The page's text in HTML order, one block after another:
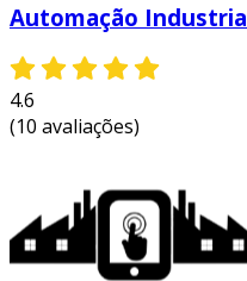
Automação
4.6
(10 avaliações)